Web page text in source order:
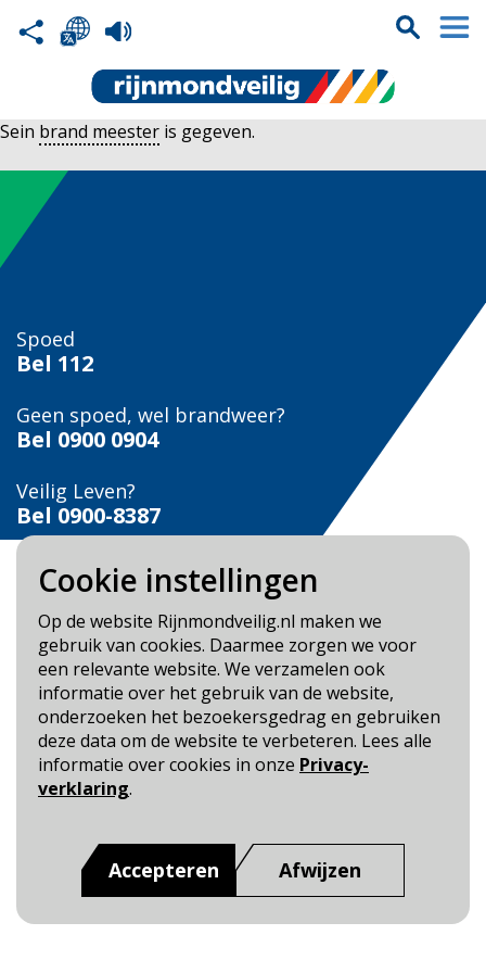
Cookie instellingen
Op de website Rijnmondveilig.nl maken we
gebruik van cookies. Daarmee zorgen we voor
een relevante website. We verzamelen ook
informatie over het gebruik van de website,
onderzoeken het bezoekersgedrag en gebruiken
deze data om de website te verbeteren. Lees alle
informatie over cookies in onze Privacy-
verklaring.
Accepteren Afwijzen
Sein brand meester is gegeven.
Spoed
Bel 112
Geen spoed, wel brandweer?
Bel 0900 0904
Veilig Leven?
Bel 0900-8387
Blijf op de hoogte
Cookie- en Privacybeleid
Toegankelijkheid
Dit is een website van